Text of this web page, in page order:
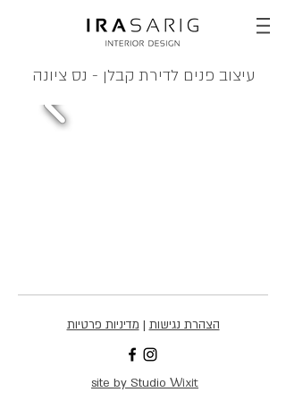
עיצוב פנים לדירת קבלן - נס ציונה
הצהרת נגישות | מדיניות פרטיות
site by Studio Wixit